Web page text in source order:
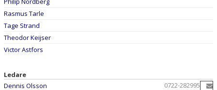
Rasmus Tarle
Tage Strand
Theodor Keijser
Victor Astfors
Ledare
Dennis Olsson
0722-282995